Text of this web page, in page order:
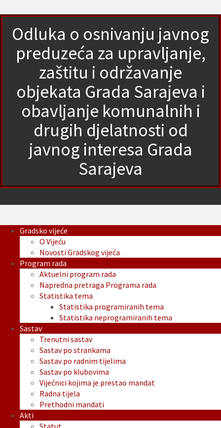
Odluka o osnivanju javnog
preduzeća za upravljanje,
zaštitu i održavanje
objekata Grada Sarajeva i
obavljanje komunalnih i
drugih djelatnosti od
javnog interesa Grada
Sarajeva
Gradsko vijeće
O Vijeću
Novosti Gradskog vijeća
Program rada
Aktuelni program rada
Napredna pretraga Programa rada
Statistika tema
Statistika programiranih tema
Statistika neprogramiranih tema
Sastav
Trenutni sastav
Sastav po strankama
Sastav po radnim tijelima
Sastav po klubovima
Vijećnici kojima je prestao mandat
Radna tijela
Prethodni mandati
Akti